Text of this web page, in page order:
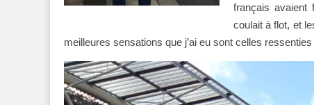
français avaient
coulait à flot, et
meilleures sensations que j’ai eu sont celles